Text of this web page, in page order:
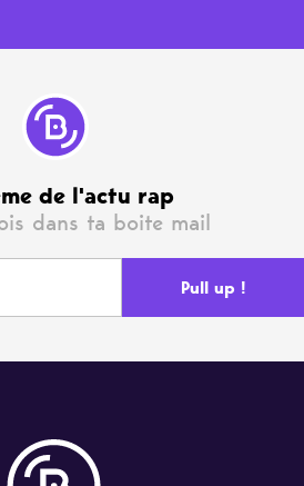
de l'actu rap
dans ta boite mail